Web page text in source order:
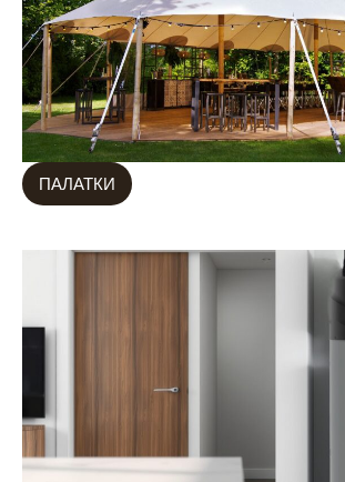
ПАЛАТКИ